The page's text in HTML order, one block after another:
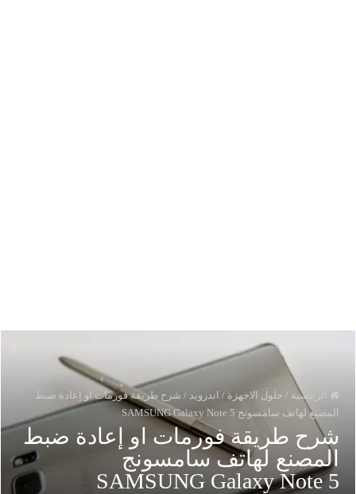
الرئيسية / حلول الاجهزة / اندرويد / ﺷﺮﺡ طريقة فورمات او ﺇﻋﺎﺩﺓ ﺿﺒﻂ
ﺍﻟﻤﺼﻨﻊ ﻟﻬﺎﺗﻒ ﺳﺎﻣﺴﻮﻧﺞ SAMSUNG Galaxy Note 5
ﺷﺮﺡ طريقة فورمات او ﺇﻋﺎﺩﺓ ﺿﺒﻂ
ﺍﻟﻤﺼﻨﻊ ﻟﻬﺎﺗﻒ ﺳﺎﻣﺴﻮﻧﺞ
SAMSUNG Galaxy Note 5